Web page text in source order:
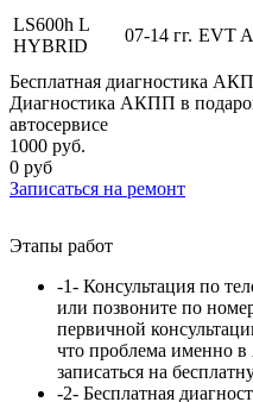
LS600h L
HYBRID
07-14 гг. EVT
Бесплатная диагностика
Диагностика АКПП в
автосервисе
1000 руб.
0 руб
Записаться на ремонт
Этапы работ
-1- Консультация по
или позвоните по
первичной
что проблема именно
записаться на
-2- Бесплатная